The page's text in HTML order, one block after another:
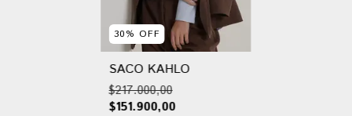
30% OFF
SACO KAHLO
$217.000,00
$151.900,00